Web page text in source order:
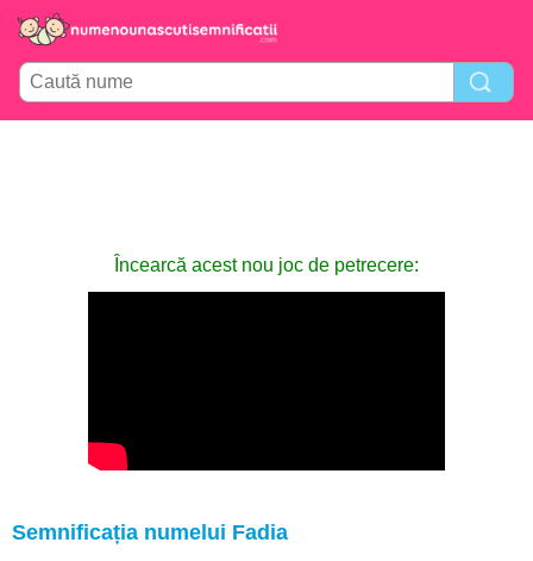
Încearcă acest nou joc de petrecere:
Semnificația numelui Fadia